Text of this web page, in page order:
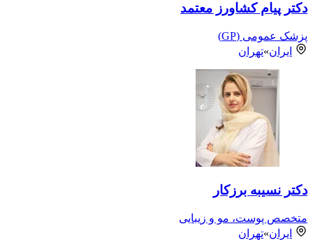
دکتر پیام کشاورز معتمد
پزشک عمومی (GP)
ایران»تهران
دکتر نسیبه برزکار
متخصص پوست، مو و زیبایی
ایران»تهران